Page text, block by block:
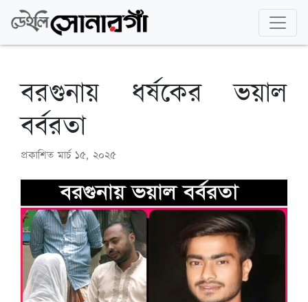
বরগুনায় ধর্ষকের ভয়াল
বর্বরতা
প্রকাশিতমার্চ ১৫, ২০২৫